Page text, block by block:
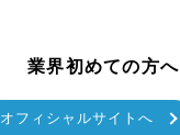
業界初めての方へ
オフィシャルサイトへ